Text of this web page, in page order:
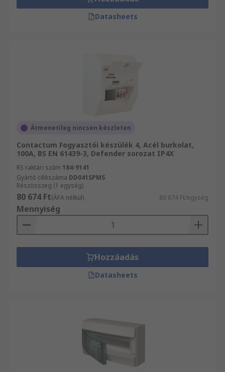
Datasheets
Átmenetileg nincsen készleten
Contactum Fogyasztói készülék 4, Acél burkolat,
100A, BS EN 61439-3, Defender sorozat IP4X
RS raktári szám 184-9141
Gyártó cikkszáma DD041SPMS
Részösszeg (1 egység)
80 674 Ft(ÁFA nélkül) 80 674 Ft/egység
Mennyiség
Hozzáadás
Datasheets